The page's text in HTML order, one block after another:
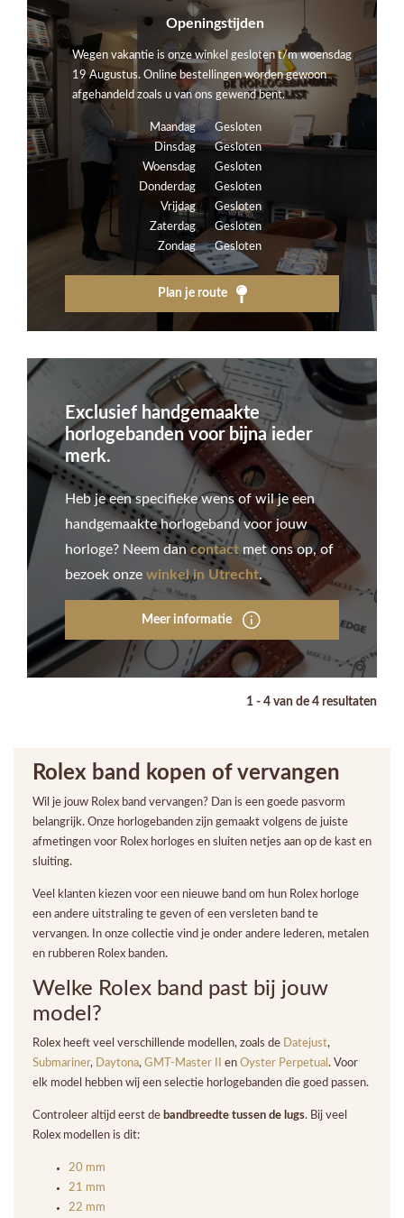
Openingstijden
Wegen vakantie is onze winkel gesloten t/m woensdag
19 Augustus. Online bestellingen worden gewoon
afgehandeld zoals u van ons gewend bent.
Maandag
Gesloten
Dinsdag
Gesloten
Woensdag
Gesloten
Donderdag
Gesloten
Vrijdag
Gesloten
Zaterdag
Gesloten
Zondag
Gesloten
Plan je route
Exclusief handgemaakte
horlogebanden voor bijna ieder
merk.
Heb je een specifieke wens of wil je een
handgemaakte horlogeband voor jouw
horloge? Neem dan contactmet ons op, of
bezoek onze winkel in Utrecht.
Meer informatie
1 - 4 van de 4 resultaten
Rolex band kopen of vervangen
Wil je jouw Rolex band vervangen? Dan is een goede pasvorm
belangrijk. Onze horlogebanden zijn gemaakt volgens de juiste
afmetingen voor Rolex horloges en sluiten netjes aan op de kast en
sluiting.
Veel klanten kiezen voor een nieuwe band om hun Rolex horloge
een andere uitstraling te geven of een versleten band te
vervangen. In onze collectie vind je onder andere lederen, metalen
en rubberen Rolex banden.
Welke Rolex band past bij jouw
model?
Rolex heeft veel verschillende modellen, zoals de Datejust,
Submariner, Daytona, GMT-Master II en Oyster Perpetual . Voor
elk model hebben wij een selectie horlogebanden die goed passen.
Controleer altijd eerst de bandbreedte tussen de lugs. Bij veel
Rolex modellen is dit:
20 mm
21 mm
22 mm